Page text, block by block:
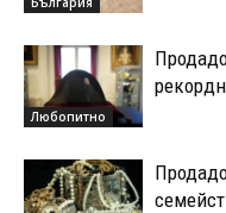
Любопитно